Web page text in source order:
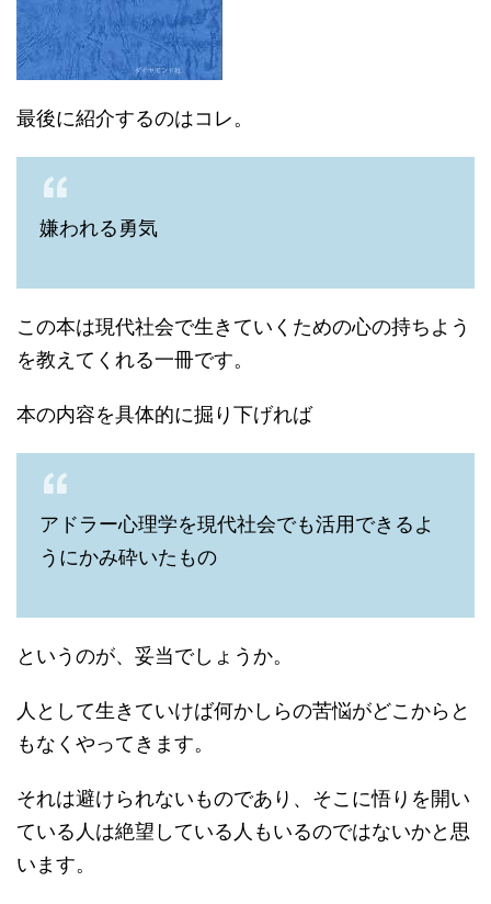
最後に紹介するのはコレ。
嫌われる勇気
この本は現代社会で生きていくための心の持ちよう
を教えてくれる一冊です。
本の内容を具体的に掘り下げれば
アドラー心理学を現代社会でも活用できるよ
うにかみ砕いたもの
というのが、妥当でしょうか。
人として生きていけば何かしらの苦悩がどこからと
もなくやってきます。
それは避けられないものであり、そこに悟りを開い
ている人は絶望している人もいるのではないかと思
います。